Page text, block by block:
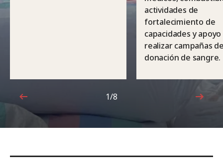
actividades de
fortalecimiento de
capacidades y
realizar campañas
donación de sangre.
1de8
1/8